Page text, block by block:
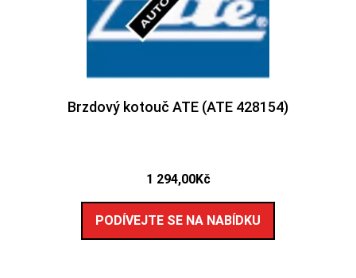
Brzdový kotouč ATE (ATE 428154)
1 294,00Kč
PODÍVEJTE SE NA NABÍDKU